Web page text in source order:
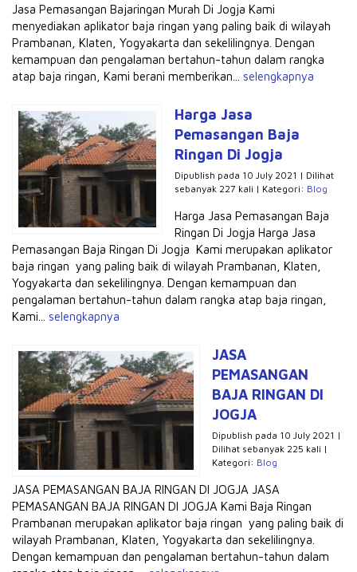
Jasa Pemasangan Bajaringan Murah Di Jogja Kami
menyediakan aplikator baja ringan yang paling baik di wilayah
Prambanan, Klaten, Yogyakarta dan sekelilingnya. Dengan
kemampuan dan pengalaman bertahun-tahun dalam rangka
atap baja ringan, Kami berani memberikan... selengkapnya
Harga Jasa
Pemasangan Baja
Ringan Di Jogja
Dipublish pada 10 July 2021 | Dilihat
sebanyak 227 kali | Kategori: Blog
Harga Jasa Pemasangan Baja
Ringan Di Jogja Harga Jasa
Pemasangan Baja Ringan Di Jogja Kami merupakan aplikator
baja ringan yang paling baik di wilayah Prambanan, Klaten,
Yogyakarta dan sekelilingnya. Dengan kemampuan dan
pengalaman bertahun-tahun dalam rangka atap baja ringan,
Kami... selengkapnya
JASA
PEMASANGAN
BAJA RINGAN DI
JOGJA
Dipublish pada 10 July 2021 |
Dilihat sebanyak 225 kali |
Kategori: Blog
JASA PEMASANGAN BAJA RINGAN DI JOGJA JASA
PEMASANGAN BAJA RINGAN DI JOGJA Kami Baja Ringan
Prambanan merupakan aplikator baja ringan yang paling baik di
wilayah Prambanan, Klaten, Yogyakarta dan sekelilingnya.
Dengan kemampuan dan pengalaman bertahun-tahun dalam